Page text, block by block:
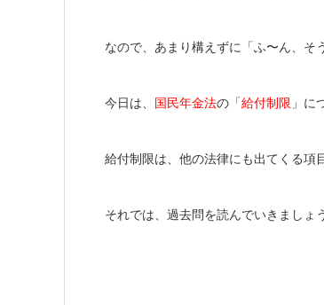
なので、あまり構えずに「ふ〜ん、そ
今日は、 国民年金法の「給付制限 」に
給付制限は、他の法律にも出てくる項
それでは、過去問を読んでいきましょ